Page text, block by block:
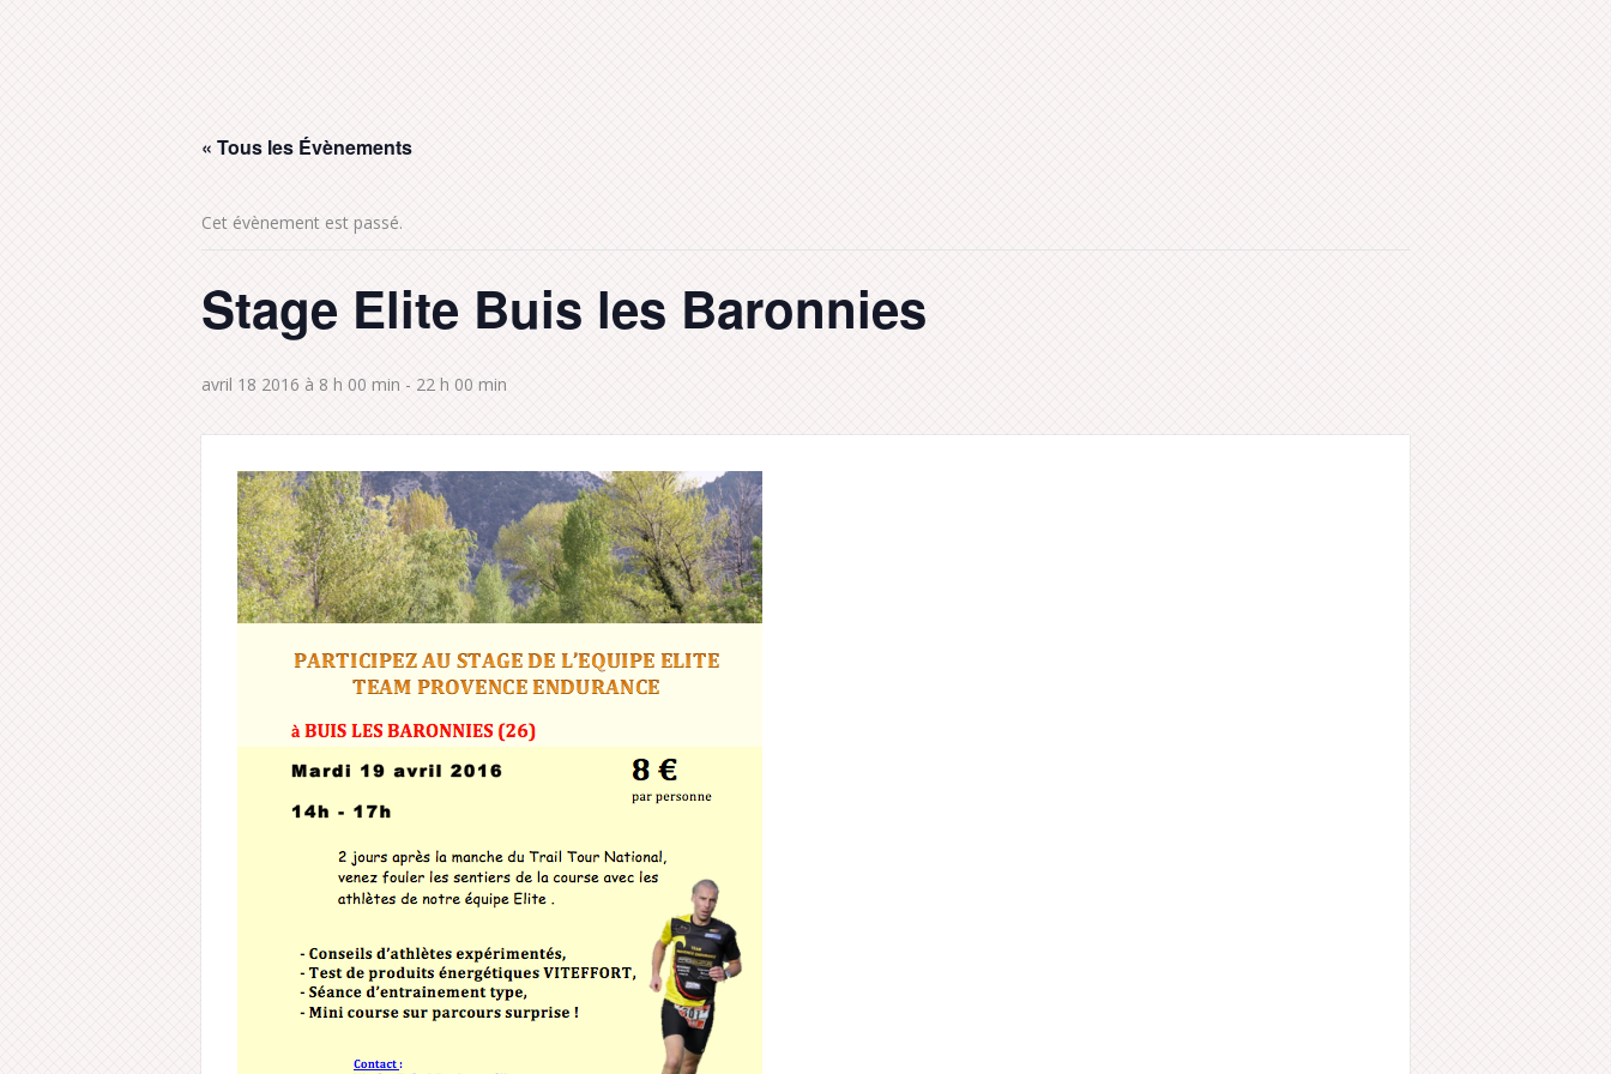
« Tous les Évènements
Cet évènement est passé.
Stage Elite Buis les Baronnies
avril 18 2016 à 8 h 00 min - 22 h 00 min